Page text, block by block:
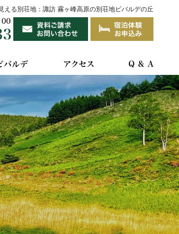
える別荘地：諏訪 霧ヶ峰高原の別荘地ビバルデの丘